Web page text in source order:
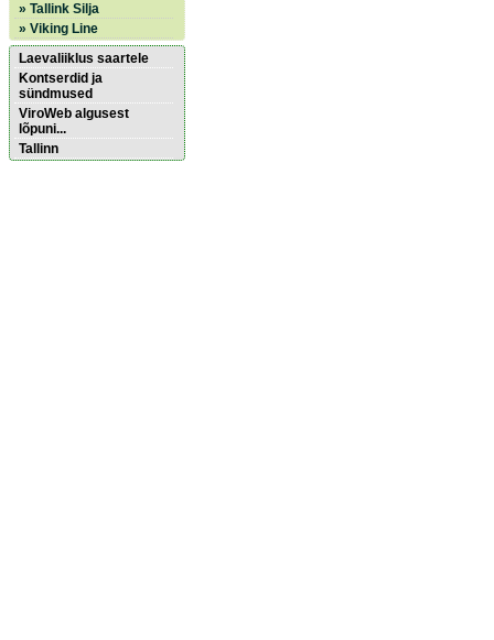
» Tallink Silja
» Viking Line
Laevaliiklus saartele
Kontserdid ja
sündmused
ViroWeb algusest
lõpuni...
Tallinn